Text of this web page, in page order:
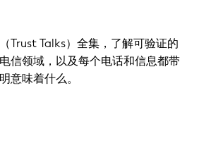
Trust Talks）全集，了解可验证的
信领域，以及每个电话和信息都带
意味着什么。